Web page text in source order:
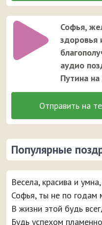
Софья,
здоровья
аудио
Путина
Популярные
Весела, красива и умна,
Софья, ты не по годам
В жизни этой будь
Будь успехом